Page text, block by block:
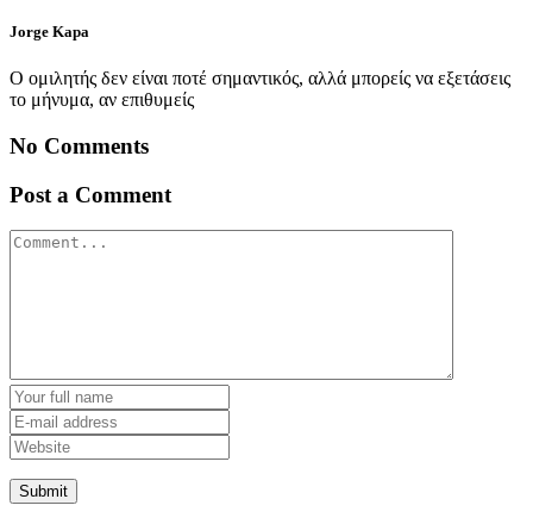
Jorge Kapa
Ο ομιλητής δεν είναι ποτέ σημαντικός, αλλά μπορείς να εξετάσεις
το μήνυμα, αν επιθυμείς
No Comments
Post a Comment